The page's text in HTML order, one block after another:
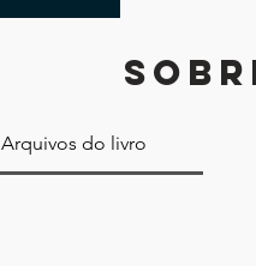
Arquivos do livro